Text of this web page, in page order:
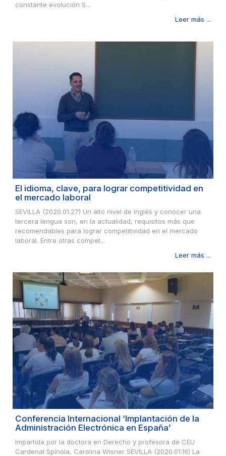
constante evolución S...
Leer más ...
El idioma, clave, para lograr competitividad en
el mercado laboral
SEVILLA (2020.01.27) Un alto nivel de inglés y conocer una
tercera lengua son, en la actualidad, requisitos más que
recomendables para lograr competitividad en el mercado
laboral. Entre otras compet...
Leer más ...
Conferencia Internacional ‘Implantación de la
Administración Electrónica en España’
Impartida por la doctora en Derecho y profesora de CEU
Cardenal Spínola, Carolina Wisner SEVILLA (2020.01.16) La